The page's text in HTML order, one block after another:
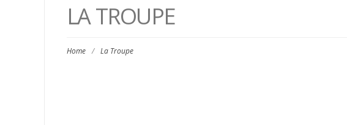
LA TROUPE
Home / La Troupe